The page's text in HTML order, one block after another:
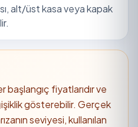
alt/üst kasa veya kapak
başlangıç fiyatlarıdır ve
gösterebilir. Gerçek
seviyesi, kullanılan